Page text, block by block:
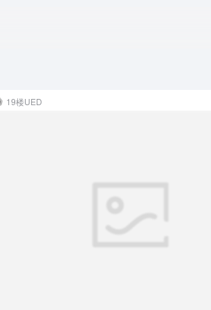
19楼UED